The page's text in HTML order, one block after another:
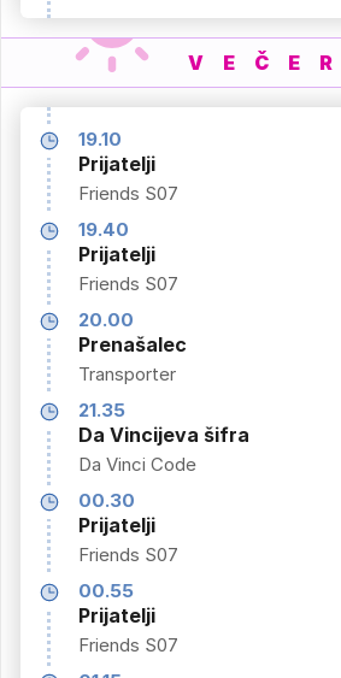
VEČER
19.10
Prijatelji
Friends S07
19.40
Prijatelji
Friends S07
20.00
Prenašalec
Transporter
21.35
Da Vincijeva šifra
Da Vinci Code
00.30
Prijatelji
Friends S07
00.55
Prijatelji
Friends S07